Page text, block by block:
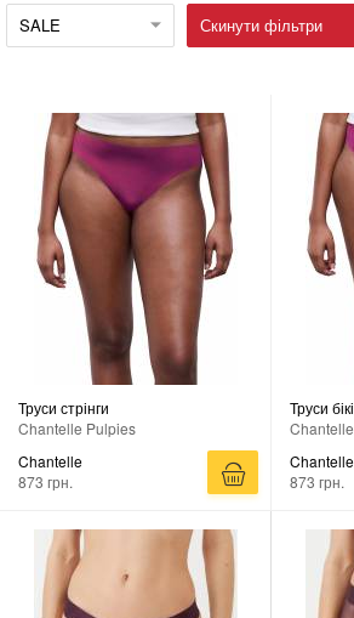
SALE Скинути фільтри
Труси стрінги
Chantelle Pulpies
Chantelle
873 грн.
Труси
Chantelle
873 грн.